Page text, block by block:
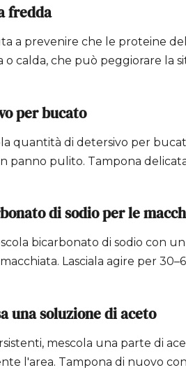
fredda
a prevenire che le proteine
o calda, che può peggiorare la
per bucato
quantità di detersivo per
panno pulito. Tampona
di sodio per le
bicarbonato di sodio con
Lasciala agire per
una soluzione di aceto
mescola una parte di
l'area. Tampona di nuovo